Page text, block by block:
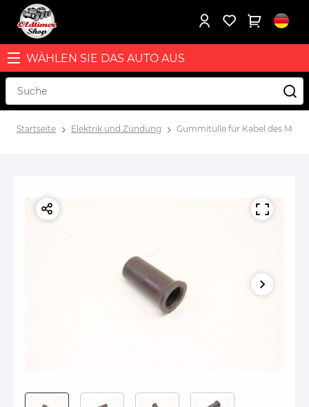
WÄHLEN SIE DAS AUTO AUS
Startseite Elektrik und Zündung Gummitülle für Kabel des